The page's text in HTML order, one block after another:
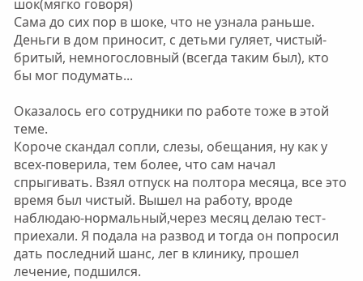
шок(мягко говоря)
Сама до сих пор в шоке, что не узнала раньше.
Деньги в дом приносит, с детьми гуляет, чистый-
бритый, немногословный (всегда таким был), кто
бы мог подумать...
Оказалось его сотрудники по работе тоже в этой
теме.
Короче скандал сопли, слезы, обещания, ну как у
всех-поверила, тем более, что сам начал
спрыгивать. Взял отпуск на полтора месяца, все это
время был чистый. Вышел на работу, вроде
наблюдаю-нормальный,через месяц делаю тест-
приехали. Я подала на развод и тогда он попросил
дать последний шанс, лег в клинику, прошел
лечение, подшился.